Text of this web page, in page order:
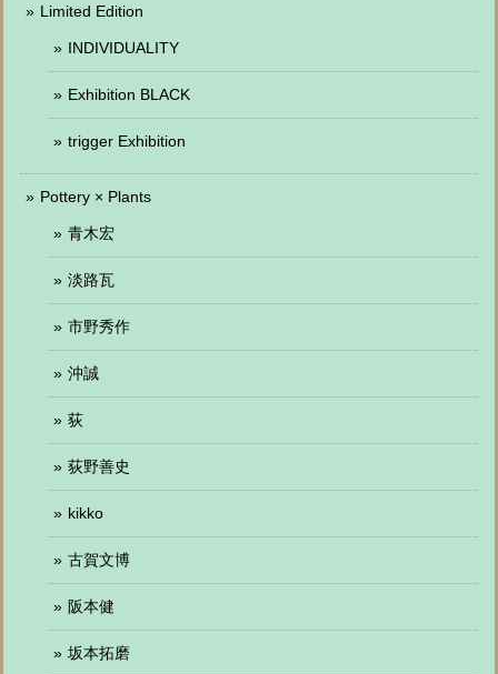
Limited Edition
INDIVIDUALITY
Exhibition BLACK
trigger Exhibition
Pottery × Plants
青木宏
淡路瓦
市野秀作
沖誠
荻
荻野善史
kikko
古賀文博
阪本健
坂本拓磨